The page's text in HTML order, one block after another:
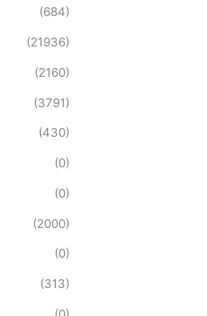
(684)
(21936)
(2160)
(3791)
(430)
(0)
(0)
(2000)
(0)
(313)